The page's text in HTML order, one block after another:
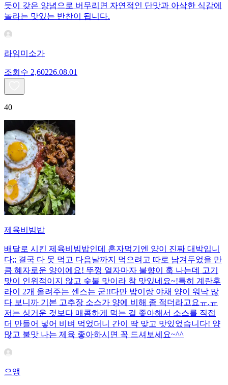
듯이 갖은 양념으로 버무리면 자연적인 단맛과 아삭한 식감에
놀라는 맛있는 반찬이 됩니다.
라임미소가
조회수 2,60226.08.01
40
제육비빔밥
배달로 시킨 제육비빔밥인데 혼자먹기엔 양이 진짜 대박입니
다;; 결국 다 못 먹고 다음날까지 먹으려고 따로 남겨두었을 만
큼 혜자로운 양이에요! 뚜껑 열자마자 불향이 훅 나는데 고기
맛이 인위적이지 않고 숯불 맛이라 참 맛있네요~!특히 계란후
라이 2개 올려주는 센스는 굳!! ​다만 밥이랑 야채 양이 워낙 많
다 보니까 기본 고추장 소스가 양에 비해 좀 적더라고요ㅠ.ㅠ
저는 싱거운 것보다 매콤하게 먹는 걸 좋아해서 소스를 직접
더 만들어 넣어 비벼 먹었더니 간이 딱 맞고 맛있었습니다! 양
많고 불맛 나는 제육 좋아하시면 꼭 드셔보세요~^^
으앵